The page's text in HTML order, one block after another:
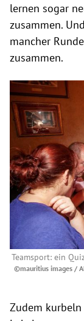
lernen sogar
zusammen.
mancher
zusammen.
Teamsport: ein
©mauritius images /
Zudem